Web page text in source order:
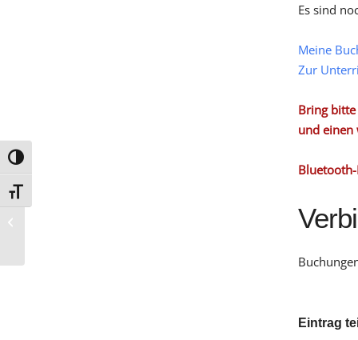
Umschalten auf hohe Kontraste
Schrift vergrößern
Es sind
Meine
Zur
Bring
und einen
Eintrag